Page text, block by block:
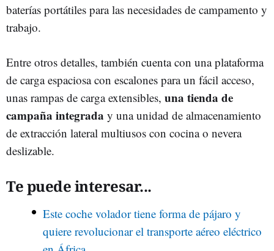
baterías portátiles para las necesidades de campamento y
trabajo.
Entre otros detalles, también cuenta con una plataforma
de carga espaciosa con escalones para un fácil acceso,
unas rampas de carga extensibles, una tienda de
campaña integrada y una unidad de almacenamiento
de extracción lateral multiusos con cocina o nevera
deslizable.
Te puede interesar...
Este coche volador tiene forma de pájaro y
quiere revolucionar el transporte aéreo eléctrico